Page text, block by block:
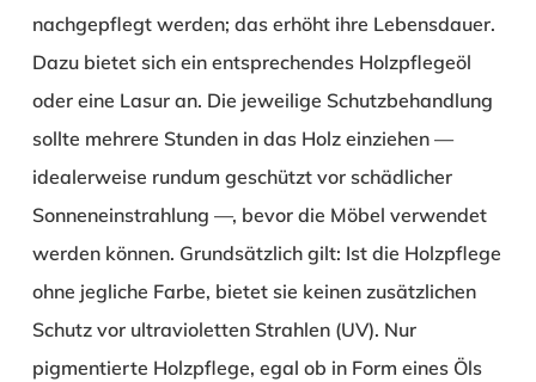
nachgepflegt werden; das erhöht ihre Lebensdauer.
Dazu bietet sich ein entsprechendes Holzpflegeöl
oder eine Lasur an. Die jeweilige Schutzbehandlung
sollte mehrere Stunden in das Holz einziehen —
idealerweise rundum geschützt vor schädlicher
Sonneneinstrahlung —, bevor die Möbel verwendet
werden können. Grundsätzlich gilt: Ist die Holzpflege
ohne jegliche Farbe, bietet sie keinen zusätzlichen
Schutz vor ultravioletten Strahlen (UV). Nur
pigmentierte Holzpflege, egal ob in Form eines Öls